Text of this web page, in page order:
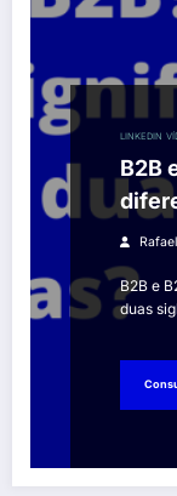
LINKEDIN
B2B
B2B e
duas